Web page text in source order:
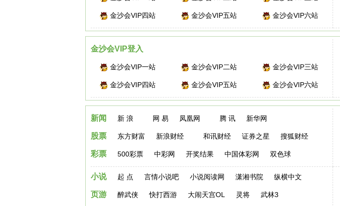
网址导航 - 我的上网主页
金沙会VIP四站 金沙会VIP五站 金沙会VIP六站
金沙会VIP登入
金沙会VIP一站 金沙会VIP二站 金沙会VIP三站
金沙会VIP四站 金沙会VIP五站 金沙会VIP六站
新闻 新 浪 网 易 凤凰网 腾 讯 新华网
股票 东方财富 新浪财经 和讯财经 证券之星 搜狐财经
彩票 500彩票 中彩网 开奖结果 中国体彩网 双色球
小说 起 点 言情小说吧 小说阅读网 潇湘书院 纵横中文
页游 醉武侠 快打西游 大闹天宫OL 灵将 武林3